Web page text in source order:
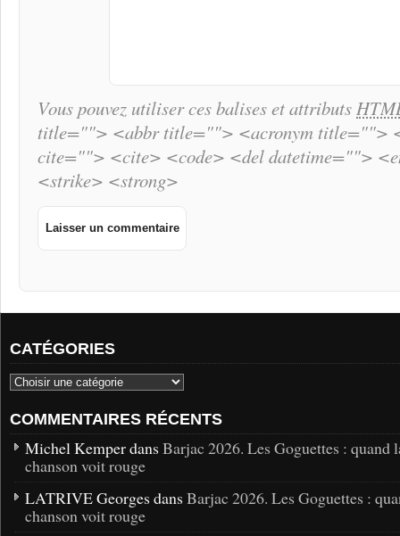
Vous pouvez utiliser ces balises et attributs
title=""> <abbr title=""> <acronym title="">
cite=""> <cite> <code> <del datetime="">
<strike> <strong>
CATÉGORIES
COMMENTAIRES RÉCENTS
Michel Kemper dans Barjac 2026. Les Goguettes : quand
chanson voit rouge
LATRIVE Georges dans Barjac 2026. Les Goguettes :
chanson voit rouge